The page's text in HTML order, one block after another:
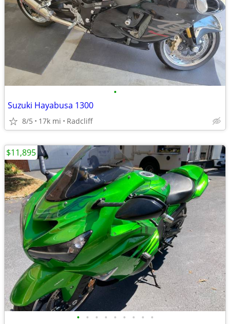
•
Suzuki Hayabusa 1300
8/5 17k mi Radcliff
• • • • • • • • •
$11,895